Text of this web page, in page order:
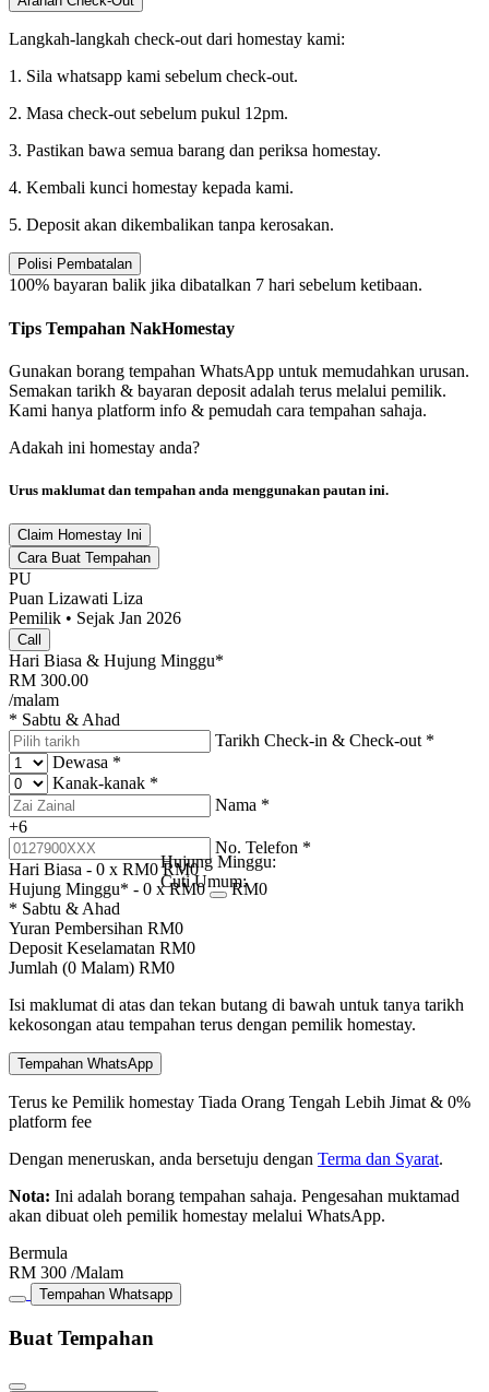
Langkah-langkah check-out dari homestay kami:
1. Sila whatsapp kami sebelum check-out.
2. Masa check-out sebelum pukul 12pm.
3. Pastikan bawa semua barang dan periksa homestay.
4. Kembali kunci homestay kepada kami.
5. Deposit akan dikembalikan tanpa kerosakan.
Polisi Pembatalan
100% bayaran balik jika dibatalkan 7 hari sebelum ketibaan.
Tips Tempahan NakHomestay
Gunakan borang tempahan WhatsApp untuk memudahkan urusan.
Semakan tarikh & bayaran deposit adalah terus melalui pemilik.
Kami hanya platform info & pemudah cara tempahan sahaja.
Adakah ini homestay anda?
Urus maklumat dan tempahan anda menggunakan pautan ini.
Claim Homestay Ini
Cara Buat Tempahan
PU
Puan Lizawati Liza
Pemilik • Sejak Jan 2026
Call
Hari Biasa & Hujung Minggu*
RM 300.00
/malam
* Sabtu & Ahad
Tarikh Check-in & Check-out *
Dewasa *
Kanak-kanak *
Nama *
+6
No. Telefon *
Hari Biasa - 0 x RM0 RM0
Hujung Minggu* - 0 x RM0
Hujung Minggu:
Cuti Umum:RM0
* Sabtu & Ahad
Yuran Pembersihan RM0
Deposit Keselamatan RM0
Jumlah (0 Malam) RM0
Isi maklumat di atas dan tekan butang di bawah untuk tanya tarikh
kekosongan atau tempahan terus dengan pemilik homestay.
Tempahan WhatsApp
Terus ke Pemilik homestay Tiada Orang Tengah Lebih Jimat & 0%
platform fee
Dengan meneruskan, anda bersetuju dengan Terma dan Syarat.
Nota: Ini adalah borang tempahan sahaja. Pengesahan muktamad
akan dibuat oleh pemilik homestay melalui WhatsApp.
Bermula
RM 300 /Malam
Tempahan Whatsapp
Buat Tempahan